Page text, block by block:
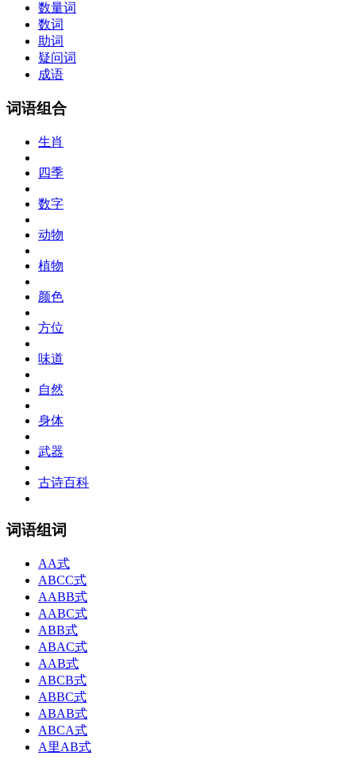
数量词
数词
助词
疑问词
成语
词语组合
生肖
四季
数字
动物
植物
颜色
方位
味道
自然
身体
武器
古诗百科
词语组词
AA式
ABCC式
AABB式
AABC式
ABB式
ABAC式
AAB式
ABCB式
ABBC式
ABAB式
ABCA式
A里AB式